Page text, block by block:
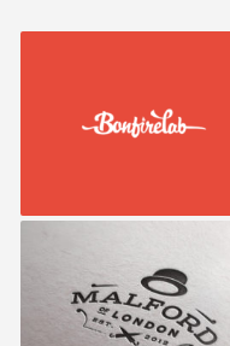
Bonfire Lab
Malford London